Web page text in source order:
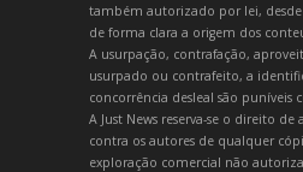
também autorizado por lei,
de forma clara a origem dos
A usurpação, contrafação,
usurpado ou contrafeito, a
concorrência desleal são puníveis
A Just News reserva-se o direito
contra os autores de qualquer
exploração comercial não